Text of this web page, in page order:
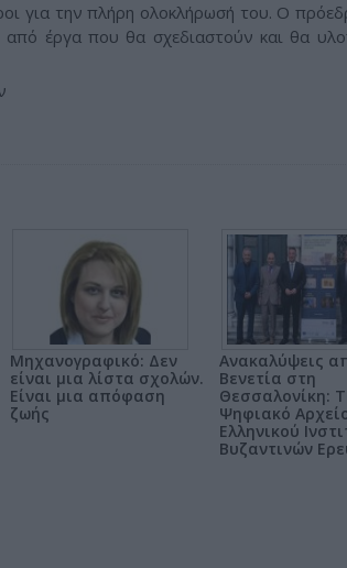
για την πλήρη ολοκλήρωσή του. Ο
από έργα που θα σχεδιαστούν και θα
Μηχανογραφικό: Δεν
είναι μια λίστα σχολών.
Είναι μια απόφαση
ζωής
Ανακαλύψεις
Βενετία στη
Θεσσαλονίκη:
Ψηφιακό
Ελληνικού
Βυζαντινών